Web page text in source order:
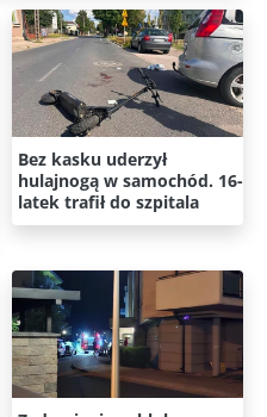
Bez kasku uderzył
hulajnogą w samochód. 16-
latek trafił do szpitala